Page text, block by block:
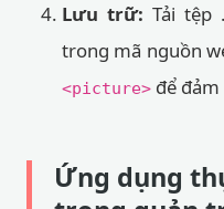
Lưu trữ: Tải tệp
trong mã nguồn
<picture> để
Ứng dụng